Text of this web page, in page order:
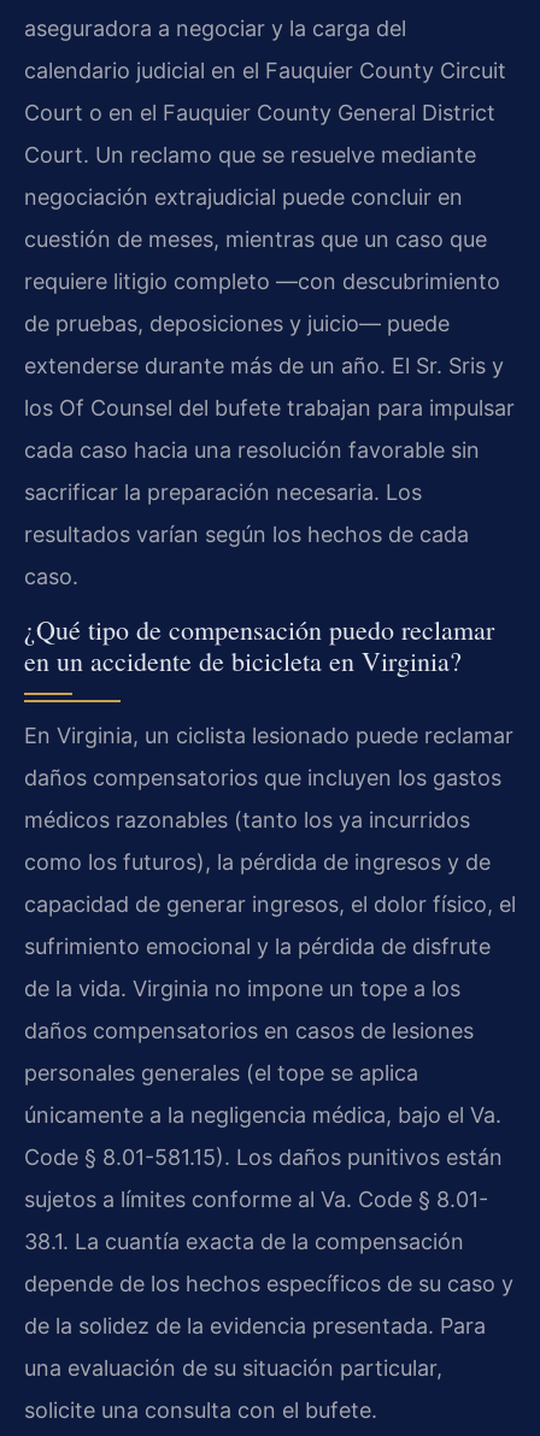
aseguradora a negociar y la carga del
calendario judicial en el Fauquier County Circuit
Court o en el Fauquier County General District
Court. Un reclamo que se resuelve mediante
negociación extrajudicial puede concluir en
cuestión de meses, mientras que un caso que
requiere litigio completo —con descubrimiento
de pruebas, deposiciones y juicio— puede
extenderse durante más de un año. El Sr. Sris y
los Of Counsel del bufete trabajan para impulsar
cada caso hacia una resolución favorable sin
sacrificar la preparación necesaria. Los
resultados varían según los hechos de cada
caso.
¿Qué tipo de compensación puedo reclamar
en un accidente de bicicleta en Virginia?
En Virginia, un ciclista lesionado puede reclamar
daños compensatorios que incluyen los gastos
médicos razonables (tanto los ya incurridos
como los futuros), la pérdida de ingresos y de
capacidad de generar ingresos, el dolor físico, el
sufrimiento emocional y la pérdida de disfrute
de la vida. Virginia no impone un tope a los
daños compensatorios en casos de lesiones
personales generales (el tope se aplica
únicamente a la negligencia médica, bajo el Va.
Code § 8.01-581.15). Los daños punitivos están
sujetos a límites conforme al Va. Code § 8.01-
38.1. La cuantía exacta de la compensación
depende de los hechos específicos de su caso y
de la solidez de la evidencia presentada. Para
una evaluación de su situación particular,
solicite una consulta con el bufete.